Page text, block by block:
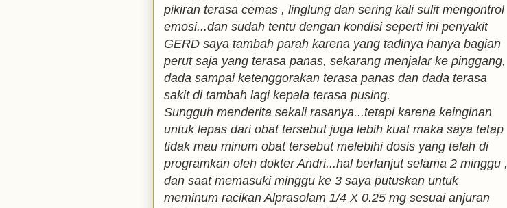
pikiran terasa cemas , linglung dan sering kali sulit mengontrol
emosi...dan sudah tentu dengan kondisi seperti ini penyakit
GERD saya tambah parah karena yang tadinya hanya bagian
perut saja yang terasa panas, sekarang menjalar ke pinggang,
dada sampai ketenggorakan terasa panas dan dada terasa
sakit di tambah lagi kepala terasa pusing.
Sungguh menderita sekali rasanya...tetapi karena keinginan
untuk lepas dari obat tersebut juga lebih kuat maka saya tetap
tidak mau minum obat tersebut melebihi dosis yang telah di
programkan oleh dokter Andri...hal berlanjut selama 2 minggu ,
dan saat memasuki minggu ke 3 saya putuskan untuk
meminum racikan Alprasolam 1/4 X 0.25 mg sesuai anjuran